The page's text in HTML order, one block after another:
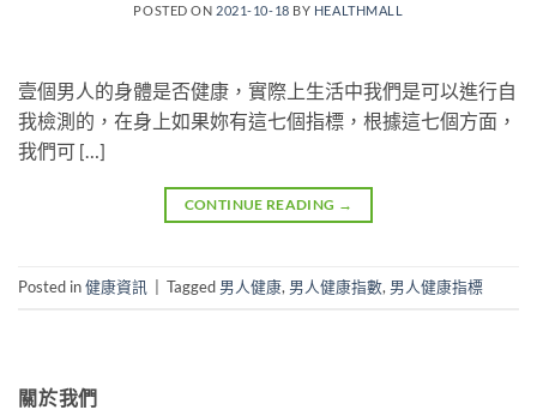
POSTED ON 2021-10-18 BY HEALTHMALL
壹個男人的身體是否健康，實際上生活中我們是可以進行自
我檢測的，在身上如果妳有這七個指標，根據這七個方面，
我們可 […]
CONTINUE READING →
Posted in健康資訊 Tagged 男人健康, 男人健康指數, 男人健康指標
關於我們